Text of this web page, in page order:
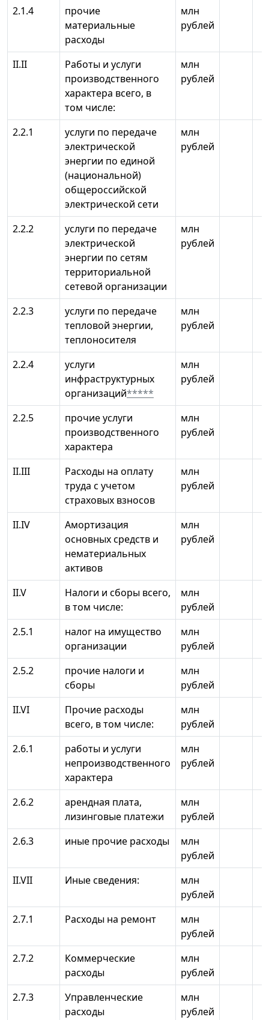
2.1.4
прочие
материальные
расходы
млн
рублей
II.II
Работы и услуги
производственного
характера всего, в
том числе:
млн
рублей
2.2.1
услуги по передаче
электрической
энергии по единой
(национальной)
общероссийской
электрической сети
млн
рублей
2.2.2
услуги по передаче
электрической
энергии по сетям
территориальной
сетевой организации
млн
рублей
2.2.3
услуги по передаче
тепловой энергии,
теплоносителя
млн
рублей
2.2.4
услуги
инфраструктурных
организаций*****
млн
рублей
2.2.5
прочие услуги
производственного
характера
млн
рублей
II.III
Расходы на оплату
труда с учетом
страховых взносов
млн
рублей
II.IV
Амортизация
основных средств и
нематериальных
активов
млн
рублей
II.V
Налоги и сборы всего,
в том числе:
млн
рублей
2.5.1
налог на имущество
организации
млн
рублей
2.5.2
прочие налоги и
сборы
млн
рублей
II.VI
Прочие расходы
всего, в том числе:
млн
рублей
2.6.1
работы и услуги
непроизводственного
характера
млн
рублей
2.6.2
арендная плата,
лизинговые платежи
млн
рублей
2.6.3
иные прочие расходы
млн
рублей
II.VII
Иные сведения:
млн
рублей
2.7.1
Расходы на ремонт
млн
рублей
2.7.2
Коммерческие
расходы
млн
рублей
2.7.3
Управленческие
расходы
млн
рублей